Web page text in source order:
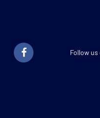
Follow